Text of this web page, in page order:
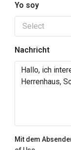
Yo soy
Select
Nachricht
Mit dem